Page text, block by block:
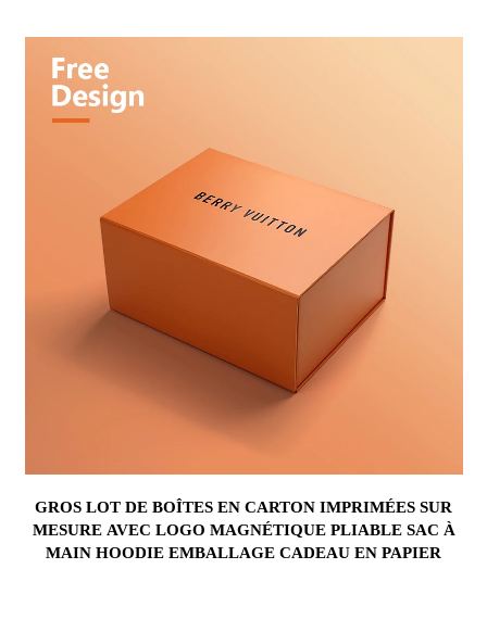
GROS LOT DE BOÎTES EN CARTON IMPRIMÉES SUR
MESURE AVEC LOGO MAGNÉTIQUE PLIABLE SAC À
MAIN HOODIE EMBALLAGE CADEAU EN PAPIER